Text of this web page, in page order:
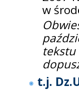
w
t.j.